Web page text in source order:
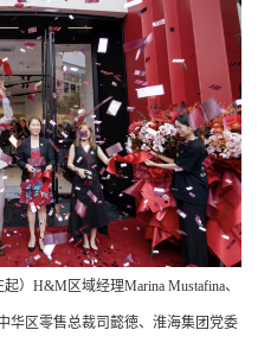
）H&M区域经理Marina Mustafina、
华区零售总裁司懿徳、淮海集团党委